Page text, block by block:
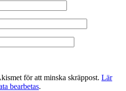
för att minska skräppost. Lär
bearbetas.